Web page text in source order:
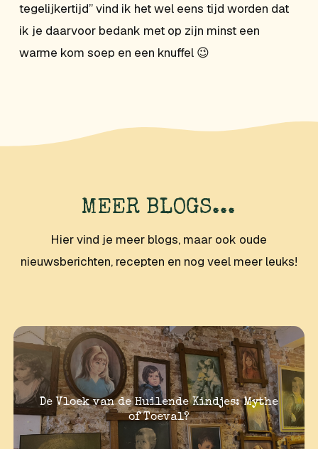
tegelijkertijd” vind ik het wel eens tijd worden dat
ik je daarvoor bedank met op zijn minst een
warme kom soep en een knuffel 😉
MEER BLOGS...
Hier vind je meer blogs, maar ook oude
nieuwsberichten, recepten en nog veel meer leuks!
De Vloek van de Huilende Kindjes: Mythe
of Toeval?